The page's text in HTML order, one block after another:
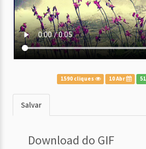
1590 cliques 10 Abr
Salvar
Download do GIF